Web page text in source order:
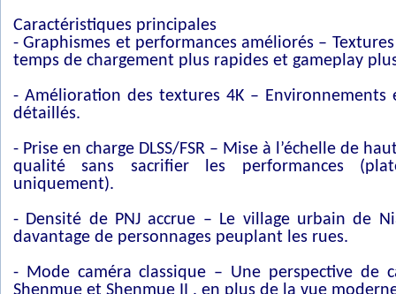
Caractéristiques principales
- Graphismes et performances améliorés –
temps de chargement plus rapides et gameplay
- Amélioration des textures 4K – Environnements
détaillés.
- Prise en charge DLSS/FSR – Mise à l’échelle de
qualité sans sacrifier les performances
uniquement).
- Densité de PNJ accrue – Le village urbain de
davantage de personnages peuplant les rues.
- Mode caméra classique – Une perspective de
Shenmue et Shenmue II , en plus de la vue